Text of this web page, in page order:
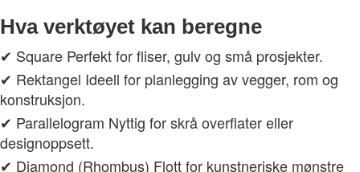
Hva verktøyet kan beregne
✔ Square Perfekt for fliser, gulv og små prosjekter.
✔ Rektangel Ideell for planlegging av vegger, rom og
konstruksjon.
✔ Parallelogram Nyttig for skrå overflater eller
designoppsett.
✔ Diamond (Rhombus) Flott for kunstneriske mønstre